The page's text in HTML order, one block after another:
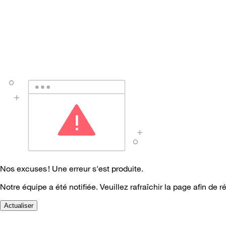
Nos excuses ! Une erreur s'est produite.
Notre équipe a été notifiée. Veuillez rafraîchir la page afin de
Actualiser